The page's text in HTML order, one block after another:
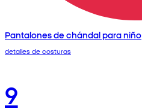
Pantalones de chándal para niño
detalles de costuras
9